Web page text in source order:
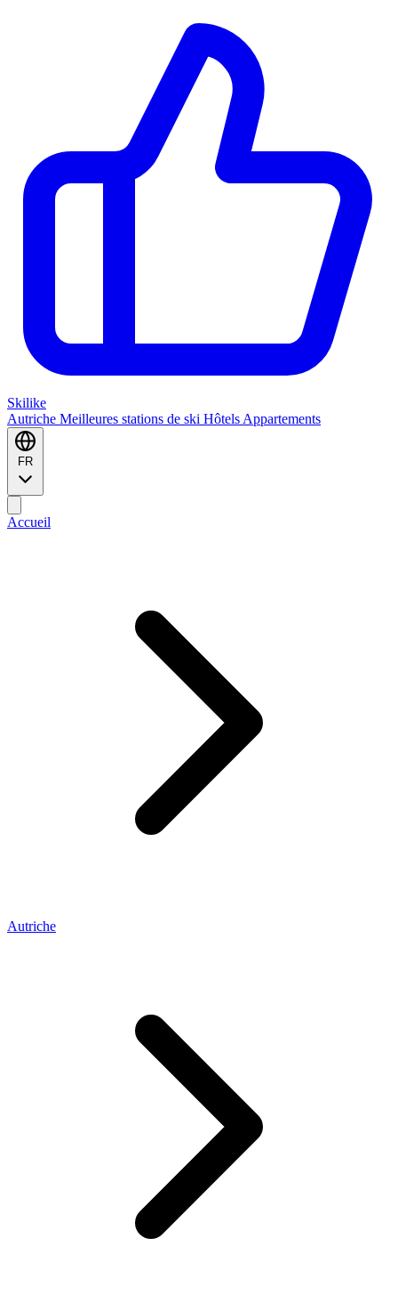
Skilike
Autriche Meilleures stations de ski Hôtels Appartements
FR
Accueil
Autriche